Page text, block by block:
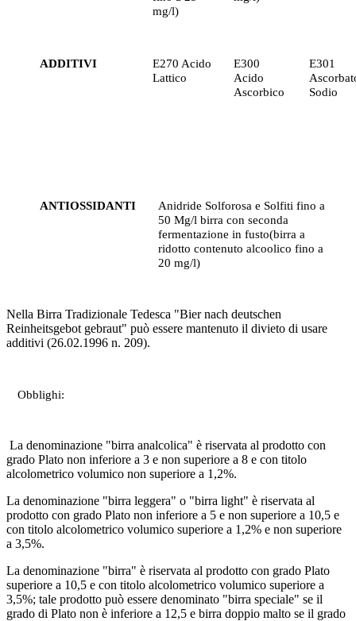
mg/l)
ADDITIVI
E270 Acido
Lattico
E300
Acido
Ascorbico
E301
Sodio
ANTIOSSIDANTI
Anidride Solforosa e Solfiti fino a
50 Mg/l birra con seconda
fermentazione in fusto(birra a
ridotto contenuto alcoolico fino a
20 mg/l)
Nella Birra Tradizionale Tedesca "Bier nach deutschen
Reinheitsgebot gebraut" può essere mantenuto il divieto di usare
additivi (26.02.1996 n. 209).
Obblighi:
La denominazione "birra analcolica" è riservata al prodotto con
grado Plato non inferiore a 3 e non superiore a 8 e con titolo
alcolometrico volumico non superiore a 1,2%.
La denominazione "birra leggera" o "birra light" è riservata al
prodotto con grado Plato non inferiore a 5 e non superiore a 10,5 e
con titolo alcolometrico volumico superiore a 1,2% e non superiore
a 3,5%.
La denominazione "birra" è riservata al prodotto con grado Plato
superiore a 10,5 e con titolo alcolometrico volumico superiore a
3,5%; tale prodotto può essere denominato "birra speciale" se il
grado di Plato non è inferiore a 12,5 e birra doppio malto se il grado